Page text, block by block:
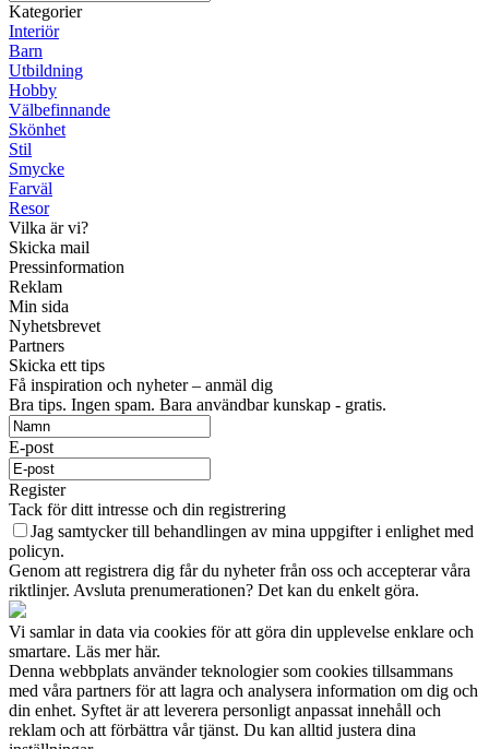
Kategorier
Interiör
Barn
Utbildning
Hobby
Välbefinnande
Skönhet
Stil
Smycke
Farväl
Resor
Vilka är vi?
Skicka mail
Pressinformation
Reklam
Min sida
Nyhetsbrevet
Partners
Skicka ett tips
Få inspiration och nyheter – anmäl dig
Bra tips. Ingen spam. Bara användbar kunskap - gratis.
E-post
Register
Tack för ditt intresse och din registrering
Jag samtycker till behandlingen av mina uppgifter i enlighet med
policyn.
Genom att registrera dig får du nyheter från oss och accepterar våra
riktlinjer. Avsluta prenumerationen? Det kan du enkelt göra.
Vi samlar in data via cookies för att göra din upplevelse enklare och
smartare. Läs mer här.
Denna webbplats använder teknologier som cookies tillsammans
med våra partners för att lagra och analysera information om dig och
din enhet. Syftet är att leverera personligt anpassat innehåll och
reklam och att förbättra vår tjänst. Du kan alltid justera dina